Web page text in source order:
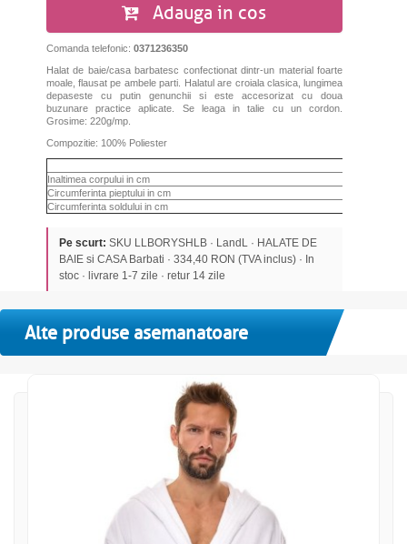
Adauga in cos
Comanda telefonic: 0371236350
Halat de baie/casa barbatesc confectionat dintr-un material foarte
moale, flausat pe ambele parti. Halatul are croiala clasica, lungimea
depaseste cu putin genunchii si este accesorizat cu doua
buzunare practice aplicate. Se leaga in talie cu un cordon.
Grosime: 220g/mp.
Compozitie: 100% Poliester
Inaltimea corpului in cm
Circumferinta pieptului in cm
Circumferinta soldului in cm
Pe scurt: SKU LLBORYSHLB · LandL · HALATE DE
BAIE si CASA Barbati · 334,40 RON (TVA inclus) · In
stoc · livrare 1-7 zile · retur 14 zile
Alte produse asemanatoare